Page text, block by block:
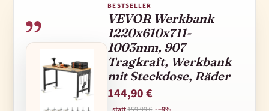
BESTSELLER
VEVOR Werkbank
1220x610x711-
1003mm, 907
Tragkraft, Werkbank
mit Steckdose, Räder
144,90 €